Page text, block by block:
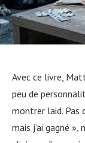
Avec ce livre,
peu de
montrer laid. Pas
mais j’ai gagné